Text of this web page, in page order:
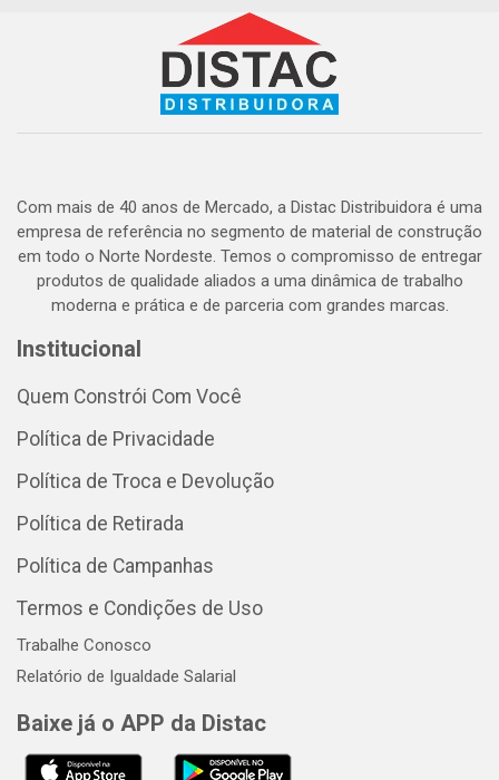
Com mais de 40 anos de Mercado, a Distac Distribuidora é uma
empresa de referência no segmento de material de construção
em todo o Norte Nordeste. Temos o compromisso de entregar
produtos de qualidade aliados a uma dinâmica de trabalho
moderna e prática e de parceria com grandes marcas.
Institucional
Quem Constrói Com Você
Política de Privacidade
Política de Troca e Devolução
Política de Retirada
Política de Campanhas
Termos e Condições de Uso
Trabalhe Conosco
Relatório de Igualdade Salarial
Baixe já o APP da Distac